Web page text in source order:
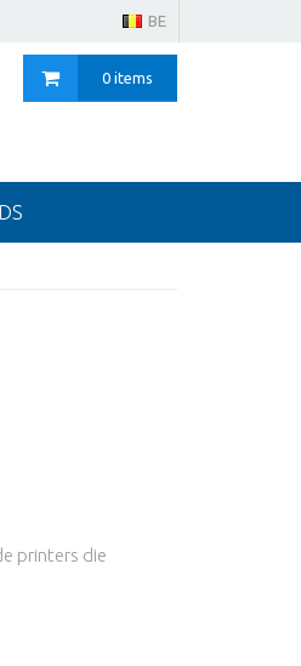
BE
0 items
printers die